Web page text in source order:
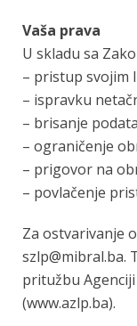
Vaša prava
U skladu sa
– pristup svojim
– ispravku
– brisanje
– ograničenje
– prigovor na
– povlačenje
Za ostvarivanje
szlp@mibral.ba.
pritužbu
(www.azlp.ba).